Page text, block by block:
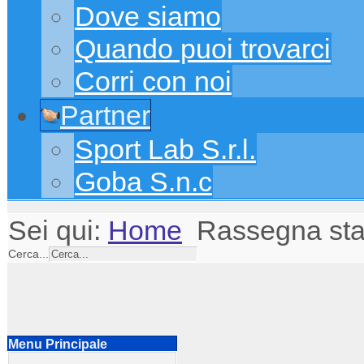
Dove siamo
Quando puoi trovarci
Corri con noi
Partner
Sport Lab S.r.l.
Goba S.n.c
Sei qui: Home Rassegna
Cerca...
Menu Principale